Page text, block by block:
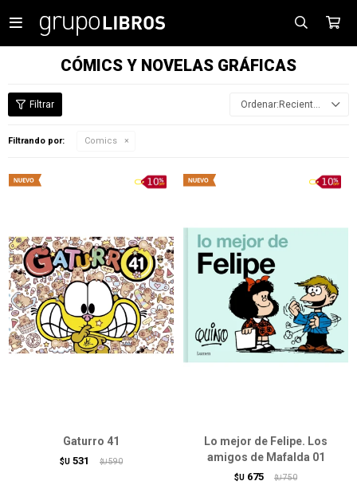

CÓMICS Y NOVELAS GRÁFICAS
Recientes
Filtrando por: Comics
Gaturro 41
$U 531 $U 590
Lo mejor de Felipe. Los
amigos de Mafalda 01
$U 675 $U 750